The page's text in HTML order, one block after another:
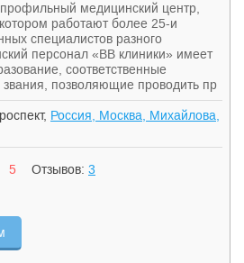
медицинский центр,
работают более 25-и
специалистов разного
персонал «ВВ клиники» имеет
соответственные
звания, позволяющие проводить пр
Россия, Москва, Михайлова,
5 Отзывов: 3